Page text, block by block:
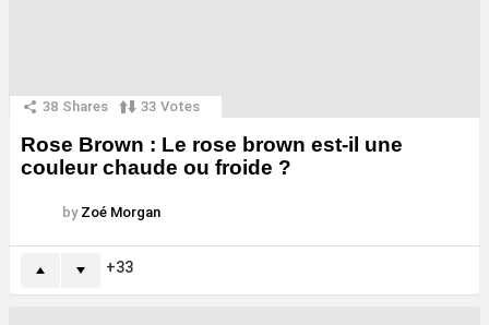
38 Shares 33 Votes
Rose Brown : Le rose brown est-il une
couleur chaude ou froide ?
by Zoé Morgan
33